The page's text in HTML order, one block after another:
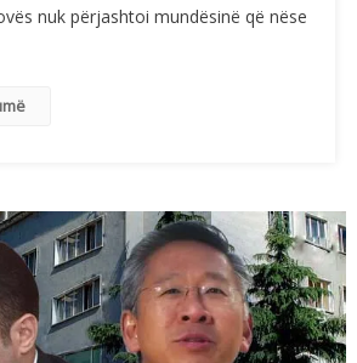
nuk përjashtoi mundësinë që nëse